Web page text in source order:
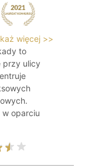
więcej >>
to
przy ulicy
oparciu